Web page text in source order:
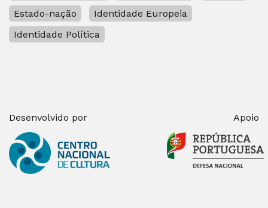
Estado-nação
Identidade Europeia
Identidade Política
Desenvolvido por Apoio